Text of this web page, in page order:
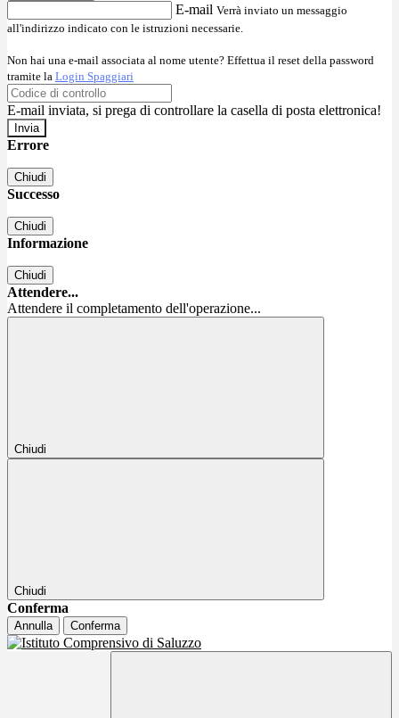
E-mail Verrà inviato un messaggio
all'indirizzo indicato con le istruzioni necessarie.
Non hai una e-mail associata al nome utente? Effettua il reset della password
tramite la Login Spaggiari
E-mail inviata, si prega di controllare la casella di posta elettronica!
Errore
Chiudi
Successo
Chiudi
Informazione
Chiudi
Attendere...
Attendere il completamento dell'operazione...
Chiudi
Chiudi
Conferma
Annulla Conferma